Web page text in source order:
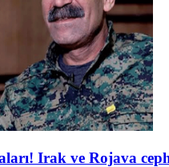
Irak ve Rojava